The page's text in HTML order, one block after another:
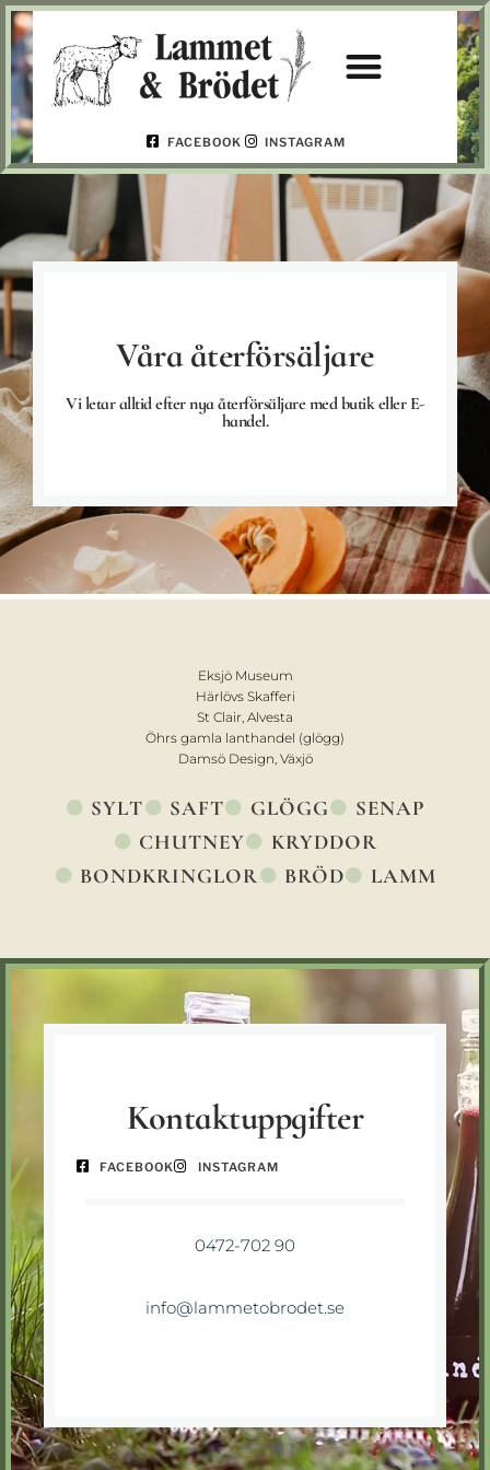
FACEBOOK INSTAGRAM
Våra återförsäljare
Vi letar alltid efter nya återförsäljare med butik eller E-
handel.
Eksjö Museum
Härlövs Skafferi
St Clair, Alvesta
Öhrs gamla lanthandel (glögg)
Damsö Design, Växjö
SYLT SAFT GLÖGG
SENAP
CHUTNEY
KRYDDOR
BONDKRINGLOR
BRÖD LAMM
Kontaktuppgifter
FACEBOOK INSTAGRAM
0472-702 90
info@lammetobrodet.se